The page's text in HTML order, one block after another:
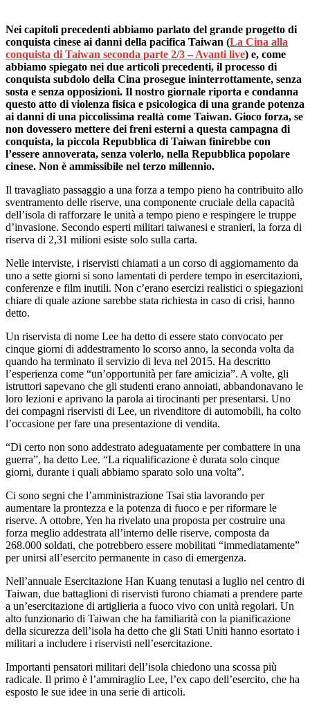
Nei capitoli precedenti abbiamo parlato del grande progetto di
conquista cinese ai danni della pacifica Taiwan (La Cina alla
conquista di Taiwan seconda parte 2/3 – Avanti live) e, come
abbiamo spiegato nei due articoli precedenti, il processo di
conquista subdolo della Cina prosegue ininterrottamente, senza
sosta e senza opposizioni. Il nostro giornale riporta e condanna
questo atto di violenza fisica e psicologica di una grande potenza
ai danni di una piccolissima realtà come Taiwan. Gioco forza, se
non dovessero mettere dei freni esterni a questa campagna di
conquista, la piccola Repubblica di Taiwan finirebbe con
l’essere annoverata, senza volerlo, nella Repubblica popolare
cinese. Non è ammissibile nel terzo millennio.
Il travagliato passaggio a una forza a tempo pieno ha contribuito allo
sventramento delle riserve, una componente cruciale della capacità
dell’isola di rafforzare le unità a tempo pieno e respingere le truppe
d’invasione. Secondo esperti militari taiwanesi e stranieri, la forza di
riserva di 2,31 milioni esiste solo sulla carta.
Nelle interviste, i riservisti chiamati a un corso di aggiornamento da
uno a sette giorni si sono lamentati di perdere tempo in esercitazioni,
conferenze e film inutili. Non c’erano esercizi realistici o spiegazioni
chiare di quale azione sarebbe stata richiesta in caso di crisi, hanno
detto.
Un riservista di nome Lee ha detto di essere stato convocato per
cinque giorni di addestramento lo scorso anno, la seconda volta da
quando ha terminato il servizio di leva nel 2015. Ha descritto
l’esperienza come “un’opportunità per fare amicizia”. A volte, gli
istruttori sapevano che gli studenti erano annoiati, abbandonavano le
loro lezioni e aprivano la parola ai tirocinanti per presentarsi. Uno
dei compagni riservisti di Lee, un rivenditore di automobili, ha colto
l’occasione per fare una presentazione di vendita.
“Di certo non sono addestrato adeguatamente per combattere in una
guerra”, ha detto Lee. “La riqualificazione è durata solo cinque
giorni, durante i quali abbiamo sparato solo una volta”.
Ci sono segni che l’amministrazione Tsai stia lavorando per
aumentare la prontezza e la potenza di fuoco e per riformare le
riserve. A ottobre, Yen ha rivelato una proposta per costruire una
forza meglio addestrata all’interno delle riserve, composta da
268.000 soldati, che potrebbero essere mobilitati “immediatamente”
per unirsi all’esercito permanente in caso di emergenza.
Nell’annuale Esercitazione Han Kuang tenutasi a luglio nel centro di
Taiwan, due battaglioni di riservisti furono chiamati a prendere parte
a un’esercitazione di artiglieria a fuoco vivo con unità regolari. Un
alto funzionario di Taiwan che ha familiarità con la pianificazione
della sicurezza dell’isola ha detto che gli Stati Uniti hanno esortato i
militari a includere i riservisti nell’esercitazione.
Importanti pensatori militari dell’isola chiedono una scossa più
radicale. Il primo è l’ammiraglio Lee, l’ex capo dell’esercito, che ha
esposto le sue idee in una serie di articoli.